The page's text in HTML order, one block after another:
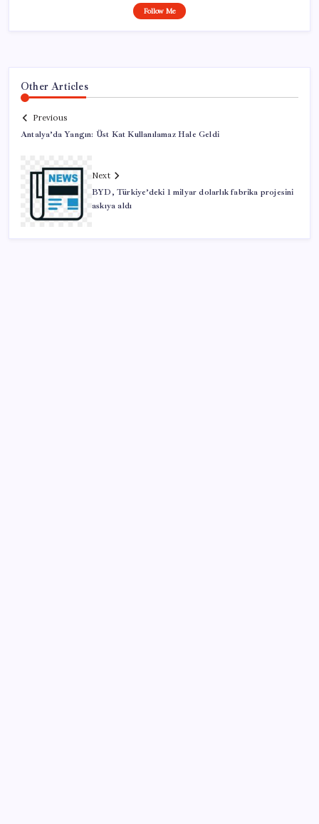
Follow Me
Other Articles
Previous
Antalya’da Yangın: Üst Kat Kullanılamaz Hale Geldi
Next
BYD, Türkiye’deki 1 milyar dolarlık fabrika projesini
askıya aldı